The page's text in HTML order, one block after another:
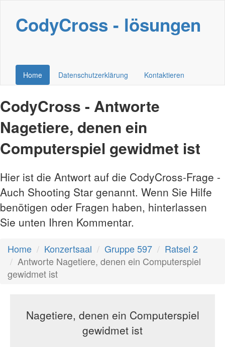
CodyCross - lösungen
Home Datenschutzerklärung Kontaktieren
CodyCross - Antworte
Nagetiere, denen ein
Computerspiel gewidmet ist
Hier ist die Antwort auf die CodyCross-Frage -
Auch Shooting Star genannt. Wenn Sie Hilfe
benötigen oder Fragen haben, hinterlassen
Sie unten Ihren Kommentar.
Home Konzertsaal Gruppe 597
Ratsel 2
Antworte Nagetiere, denen ein Computerspiel
gewidmet ist
Nagetiere, denen ein Computerspiel
gewidmet ist